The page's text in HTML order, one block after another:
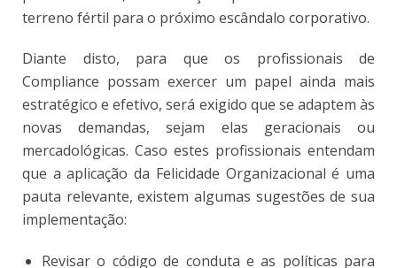
terreno fértil para o próximo escândalo corporativo.
Diante disto, para que os profissionais de
Compliance possam exercer um papel ainda mais
estratégico e efetivo, será exigido que se adaptem às
novas demandas, sejam elas geracionais ou
mercadológicas. Caso estes profissionais entendam
que a aplicação da Felicidade Organizacional é uma
pauta relevante, existem algumas sugestões de sua
implementação:
Revisar o código de conduta e as políticas para